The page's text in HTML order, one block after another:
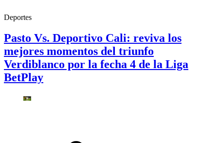
Deportes
Pasto Vs. Deportivo Cali: reviva los
mejores momentos del triunfo
Verdiblanco por la fecha 4 de la Liga
BetPlay